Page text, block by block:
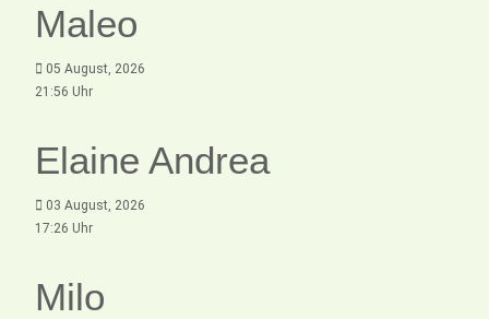
Maleo
05 August, 2026
21:56 Uhr
Elaine Andrea
03 August, 2026
17:26 Uhr
Milo